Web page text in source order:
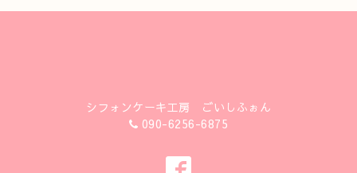
シフォンケーキ工房 ごいしふぉん
090-6256-6875